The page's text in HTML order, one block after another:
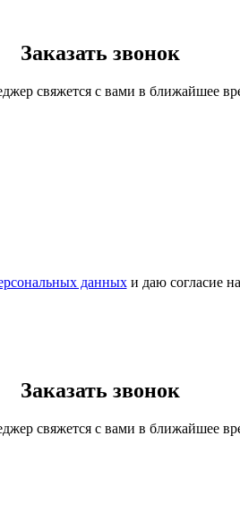
Заказать звонок
свяжется с вами в ближайшее
данныхи даю согласие
Заказать звонок
свяжется с вами в ближайшее